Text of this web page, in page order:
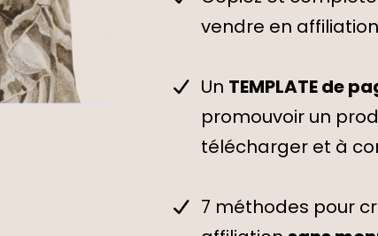
vendre en affiliation
Un TEMPLATE de
promouvoir un
télécharger et à
7 méthodes pour